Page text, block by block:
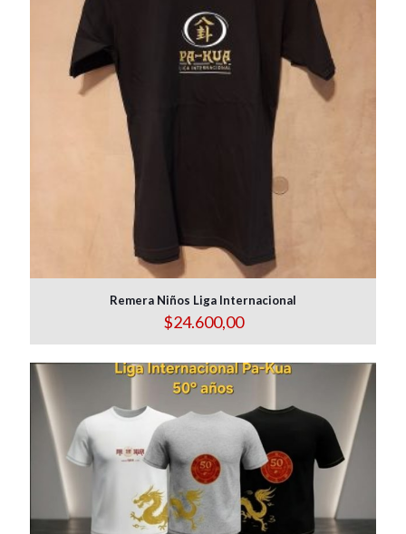
Remera Niños Liga Internacional
$24.600,00